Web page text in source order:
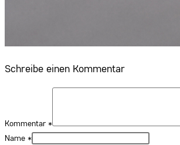
Schreibe einen Kommentar
Kommentar *
Name *